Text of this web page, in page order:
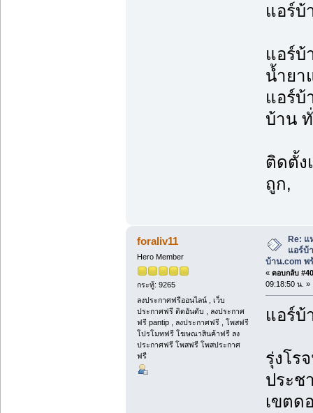
แอร์บ้
แอร์บ้
น้ำยา
แอร์บ้
บ้าน
ติดตั้ง
ถูก,
foraliv11
Hero Member
กระทู้: 9265
ลงประกาศฟรีออนไลน์ , เว็บ
ประกาศฟรี ติดอันดับ , ลงประกาศ
ฟรี pantip , ลงประกาศฟรี , โพสฟรี
โปรโมทฟรี โฆษณาสินค้าฟรี ลง
ประกาศฟรี โพสฟรี โพสประกาศ
ฟรี
Re: แ
แอร์บ้
บ้าน.com พ
« ตอบกลับ
09:18:50 น. »
แอร์บ้
รุ่งโร
ประช
เขตด